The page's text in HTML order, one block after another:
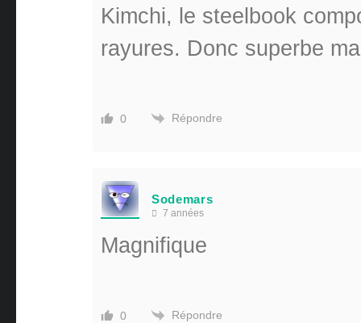
Kimchi, le steelbook
rayures. Donc superbe
0 Répondre
Sodemars
7 années
Magnifique
0 Répondre